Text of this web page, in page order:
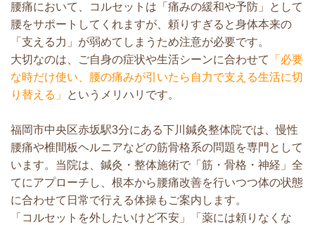
腰痛において、コルセットは「痛みの緩和や予防」として
腰をサポートしてくれますが、頼りすぎると身体本来の
「支える力」が弱めてしまうため注意が必要です。
大切なのは、ご自身の症状や生活シーンに合わせて
「必要
な時だけ使い、腰の痛みが引いたら自力で支える生活に切
り替える」
というメリハリです。
福岡市中央区赤坂駅3分にある下川鍼灸整体院では、慢性
腰痛や椎間板ヘルニアなどの筋骨格系の問題を専門として
います。当院は、鍼灸・整体施術で「筋・骨格・神経」全
てにアプローチし、根本から腰痛改善を行いつつ体の状態
に合わせて日常で行える体操もご案内します。
「コルセットを外したいけど不安」「薬には頼りなくな